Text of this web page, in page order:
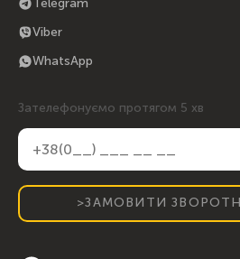
Telegram
Viber
WhatsApp
Зателефонуємо протягом 5 хв
>ЗАМОВИТИ